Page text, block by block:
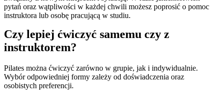
pytań oraz wątpliwości w każdej chwili możesz poprosić o pomoc
instruktora lub osobę pracującą w studiu.
Czy lepiej ćwiczyć samemu czy z
instruktorem?
Pilates można ćwiczyć zarówno w grupie, jak i indywidualnie.
Wybór odpowiedniej formy zależy od doświadczenia oraz
osobistych preferencji.